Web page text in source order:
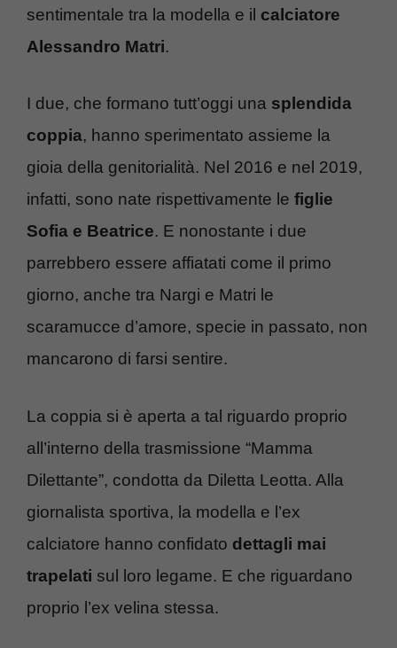
sentimentale tra la modella e il calciatore
Alessandro Matri.
I due, che formano tutt’oggi una splendida
coppia, hanno sperimentato assieme la
gioia della genitorialità. Nel 2016 e nel 2019,
infatti, sono nate rispettivamente le figlie
Sofia e Beatrice. E nonostante i due
parrebbero essere affiatati come il primo
giorno, anche tra Nargi e Matri le
scaramucce d’amore, specie in passato, non
mancarono di farsi sentire.
La coppia si è aperta a tal riguardo proprio
all’interno della trasmissione “Mamma
Dilettante”, condotta da Diletta Leotta. Alla
giornalista sportiva, la modella e l’ex
calciatore hanno confidato dettagli mai
trapelati sul loro legame. E che riguardano
proprio l’ex velina stessa.